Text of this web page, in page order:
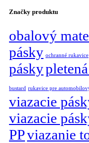
Značky produktu
obalový
pásky ochranné rukavice
pásky
bustard rukavice pre
viazacie
viazacie
PPviazanie